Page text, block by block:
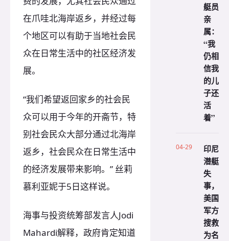
在爪哇北海岸返乡，并经过每
个地区可以有助于当地社会民
众在日常生活中的社区经济发
展。
“我们希望返回家乡的社会民
众可以用于今年的开斋节，特
别社会民众大部分通过北海岸
返乡，社会民众在日常生活中
的经济发展带来影响。” 丝莉
慕利亚妮于5日这样说。
海事与投资统筹部发言人Jodi
Mahardi解释，政府肯定知道
艇员
亲
属：
“我
仍相
信我
的儿
子还
活
着”
04-29
印尼
潜艇
失
事，
美国
军方
搜救
为名